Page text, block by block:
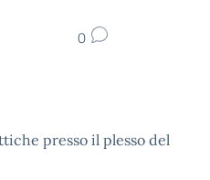
0
presso il plesso del